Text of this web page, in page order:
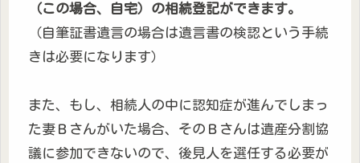
（この場合、自宅）の相続登記ができます。
（自筆証書遺言の場合は遺言書の検認という手続
きは必要になります）
また、もし、相続人の中に認知症が進んでしまっ
た妻Ｂさんがいた場合、そのＢさんは遺産分割協
議に参加できないので、後見人を選任する必要が